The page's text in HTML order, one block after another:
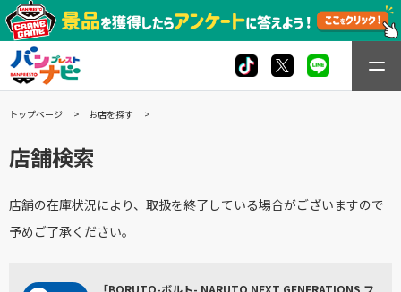
トップページ お店を探す
店舗検索
店舗の在庫状況により、取扱を終了している場合がございますので
予めご了承ください。
「BORUTO-ボルト- NARUTO NEXT GENERATIONS フ